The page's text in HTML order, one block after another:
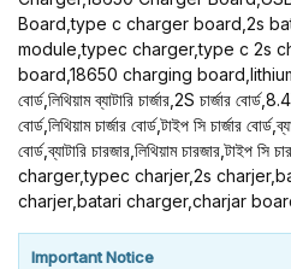
Board,type c charger board,2s
module,typec charger,type c 2s
board,18650 charging board,lithium
বোর্ড,লিথিয়াম ব্যাটারি চার্জার,2S চার্জার
বোর্ড,লিথিয়াম চার্জার বোর্ড,টাইপ সি চার্জার
বোর্ড,ব্যাটারি চারজার,লিথিয়াম চারজার,টাইপ সি
charger,typec charjer,2s
charjer,batari charger,charjar
Important Notice